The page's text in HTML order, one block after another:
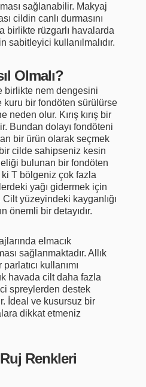
sağlanabilir. Makyaj
cildin canlı durmasını
birlikte rüzgarlı havalarda
sabitleyici kullanılmalıdır.
Olmalı?
birlikte nem dengesini
kuru bir fondöten sürülürse
olur. Kırış kırış bir
Bundan dolayı fondöteni
bir ürün olarak seçmek
cilde sahipseniz kesin
bulunan bir fondöten
T bölgeniz çok fazla
yağı gidermek için
yüzeyindeki kayganlığı
önemli bir detayıdır.
elmacık
sağlanmaktadır. Allık
kullanımı
havada cilt daha fazla
spreylerden destek
İdeal ve kusursuz bir
dikkat etmeniz
Ruj Renkleri